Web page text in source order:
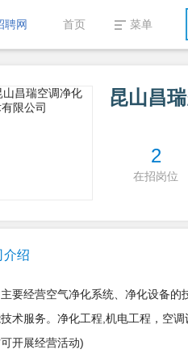
首页 菜单
昆山昌
2
在招岗位
介绍
要经营空气净化系统、净化设备的
术服务。净化工程,机电工程，空
开展经营活动)